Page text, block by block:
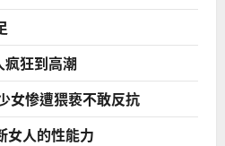
狂到高潮
女惨遭猥亵不敢反抗
女人的性能力